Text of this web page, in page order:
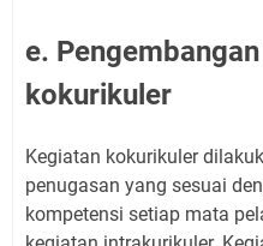
e.
kokurikuler
Kegiatan kokurikuler
penugasan yang sesuai
kompetensi setiap mata